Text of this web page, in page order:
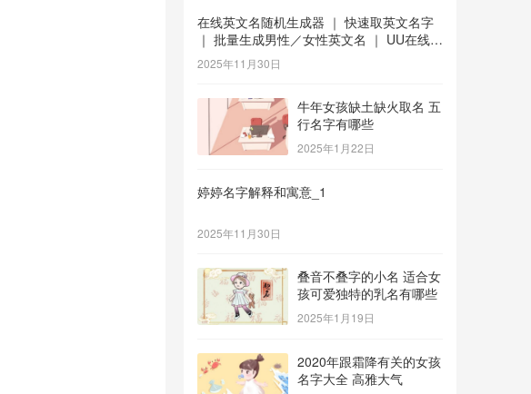
在线英文名随机生成器 ｜ 快速取英文名字
｜ 批量生成男性／女性英文名 ｜ UU在线工
具 _1
2025年11月30日
牛年女孩缺土缺火取名 五
行名字有哪些
2025年1月22日
婷婷名字解释和寓意_1
2025年11月30日
叠音不叠字的小名 适合女
孩可爱独特的乳名有哪些
2025年1月19日
2020年跟霜降有关的女孩
名字大全 高雅大气